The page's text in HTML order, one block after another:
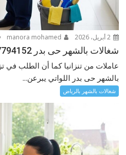
2 أبريل، 2026
شغالات بالشهر حى بدر 0547794152
عاملات من تنزانيا كما أن الطلب في
بالشهر حى بدر اللواتي يبرعن...
شغالات بالشهر بالرياض